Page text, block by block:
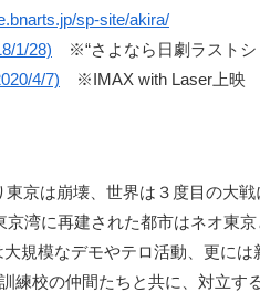
sp-site/akira/
1/28) ※“さよなら日劇ラストシ
4/7) ※IMAX with Laser上映
京は崩壊、世界は３度目の大戦
湾に再建された都市はネオ東
規模なデモやテロ活動、更に
練校の仲間たちと共に、対立す